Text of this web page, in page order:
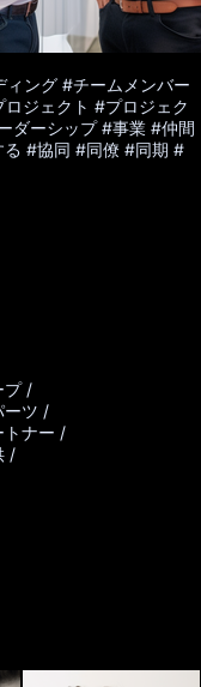
ィング #チームメンバー
ロジェクト #プロジェク
ダーシップ #事業 #仲間
る #協同 #同僚 #同期 #
プ /
ーツ /
トナー /
/